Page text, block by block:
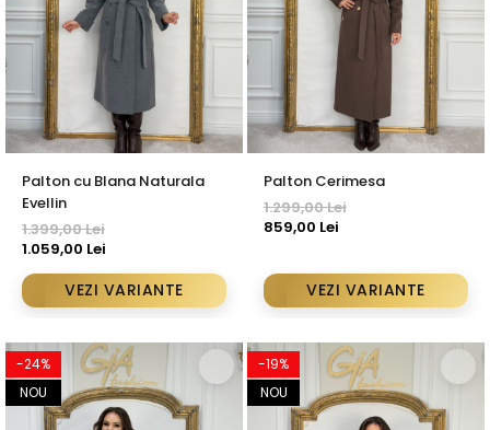
Palton cu Blana Naturala
Evellin
1.399,00 Lei
1.059,00 Lei
VEZI VARIANTE
Palton Cerimesa
1.299,00 Lei
859,00 Lei
VEZI VARIANTE
-24%
NOU
-19%
NOU